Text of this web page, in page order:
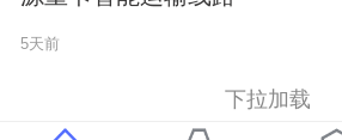
5天前
下拉加载